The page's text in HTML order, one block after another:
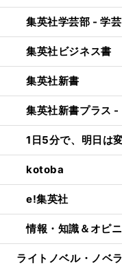
集英社学芸部 - 学
集英社ビジネス書
集英社新書
集英社新書プラス -
1日5分で、明日は
kotoba
e!集英社
情報・知識＆オピ
ライトノベル・ノベ